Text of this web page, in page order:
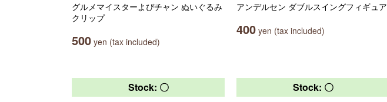
グルメマイスターよぴチャン ぬいぐるみ
クリップ
500 yen (tax included)
アンデルセン ダブルスイングフィギュア
400 yen (tax included)
Stock: 〇 Stock: 〇